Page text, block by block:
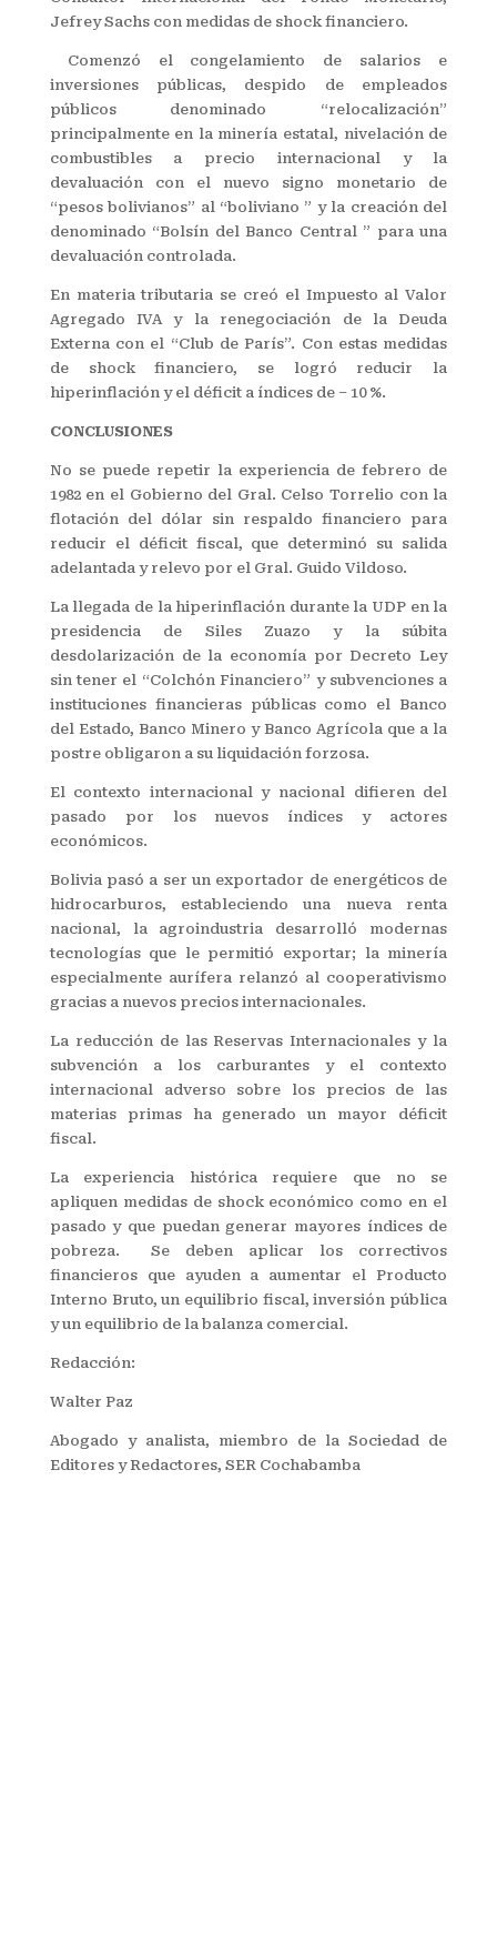
Jefrey Sachs con medidas de shock financiero.
Comenzó el congelamiento de salarios e
inversiones públicas, despido de empleados
públicos denominado “relocalización”
principalmente en la minería estatal, nivelación de
combustibles a precio internacional y la
devaluación con el nuevo signo monetario de
“pesos bolivianos” al “boliviano ” y la creación del
denominado “Bolsín del Banco Central ” para una
devaluación controlada.
En materia tributaria se creó el Impuesto al Valor
Agregado IVA y la renegociación de la Deuda
Externa con el “Club de París”. Con estas medidas
de shock financiero, se logró reducir la
hiperinflación y el déficit a índices de – 10 %.
CONCLUSIONES
No se puede repetir la experiencia de febrero de
1982 en el Gobierno del Gral. Celso Torrelio con la
flotación del dólar sin respaldo financiero para
reducir el déficit fiscal, que determinó su salida
adelantada y relevo por el Gral. Guido Vildoso.
La llegada de la hiperinflación durante la UDP en la
presidencia de Siles Zuazo y la súbita
desdolarización de la economía por Decreto Ley
sin tener el “Colchón Financiero” y subvenciones a
instituciones financieras públicas como el Banco
del Estado, Banco Minero y Banco Agrícola que a la
postre obligaron a su liquidación forzosa.
El contexto internacional y nacional difieren del
pasado por los nuevos índices y actores
económicos.
Bolivia pasó a ser un exportador de energéticos de
hidrocarburos, estableciendo una nueva renta
nacional, la agroindustria desarrolló modernas
tecnologías que le permitió exportar; la minería
especialmente aurífera relanzó al cooperativismo
gracias a nuevos precios internacionales.
La reducción de las Reservas Internacionales y la
subvención a los carburantes y el contexto
internacional adverso sobre los precios de las
materias primas ha generado un mayor déficit
fiscal.
La experiencia histórica requiere que no se
apliquen medidas de shock económico como en el
pasado y que puedan generar mayores índices de
pobreza. Se deben aplicar los correctivos
financieros que ayuden a aumentar el Producto
Interno Bruto, un equilibrio fiscal, inversión pública
y un equilibrio de la balanza comercial.
Redacción:
Walter Paz
Abogado y analista, miembro de la Sociedad de
Editores y Redactores, SER Cochabamba